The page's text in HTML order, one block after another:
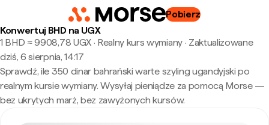
Pobierz
Konwertuj BHD na UGX
1 BHD ≈ 9908,78 UGX · Realny kurs wymiany· Zaktualizowane
dziś, 6 sierpnia, 14:17
Sprawdź, ile 350 dinar bahrański warte szyling ugandyjski po
realnym kursie wymiany. Wysyłaj pieniądze za pomocą Morse —
bez ukrytych marż, bez zawyżonych kursów.